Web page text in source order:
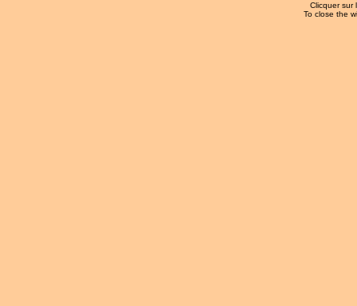
Clicquer sur
To close the